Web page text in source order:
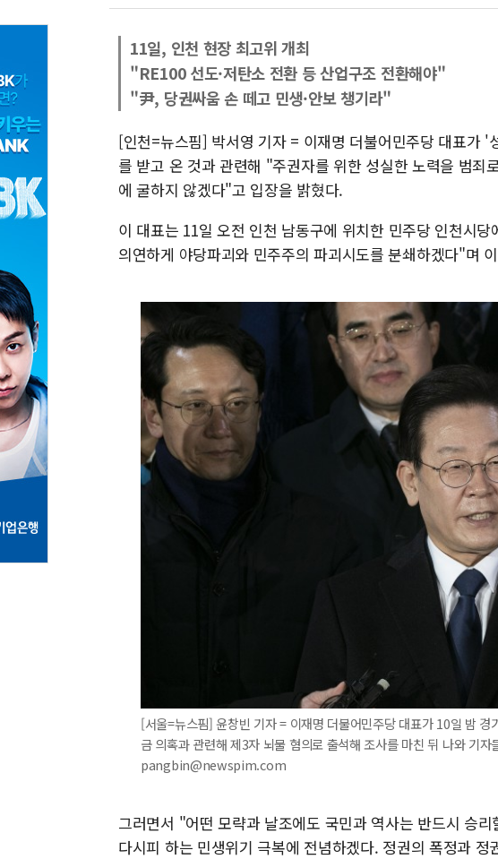
11일, 인천 현장 최고위 개최
"RE100 선도·저탄소 전환 등 산업구조 전환해야"
"尹, 당권싸움 손 떼고 민생·안보 챙기라"
[인천=뉴스핌] 박서영 기자 = 이재명 더불어민주당 대표가
를 받고 온 것과 관련해 "주권자를 위한 성실한 노력을 범죄
에 굴하지 않겠다"고 입장을 밝혔다.
이 대표는 11일 오전 인천 남동구에 위치한 민주당 인천시
의연하게 야당파괴와 민주주의 파괴시도를 분쇄하겠다"며
[서울=뉴스핌] 윤창빈 기자 = 이재명 더불어민주당 대표가 10일 밤
금 의혹과 관련해 제3자 뇌물 혐의로 출석해 조사를 마친 뒤 나와 기
pangbin@newspim.com
그러면서 "어떤 모략과 날조에도 국민과 역사는 반드시 승
다시피 하는 민생위기 극복에 전념하겠다. 정권의 폭정과